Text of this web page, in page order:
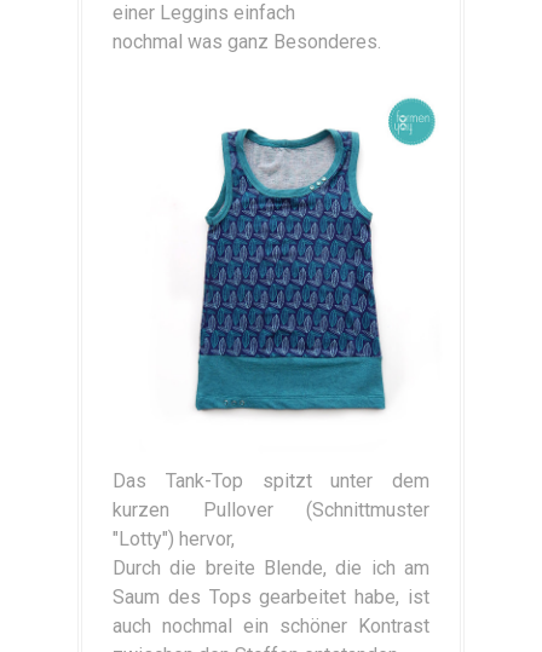
einer Leggins einfach
nochmal was ganz Besonderes.
Das Tank-Top spitzt unter dem
kurzen Pullover (Schnittmuster
"Lotty") hervor,
Durch die breite Blende, die ich am
Saum des Tops gearbeitet habe, ist
auch nochmal ein schöner Kontrast